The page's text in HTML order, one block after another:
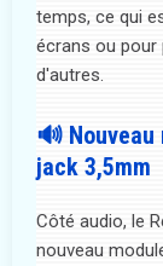
temps, ce qui
écrans ou pour
d'autres.
🔊 Nouveau
jack 3,5mm
Côté audio, le
nouveau